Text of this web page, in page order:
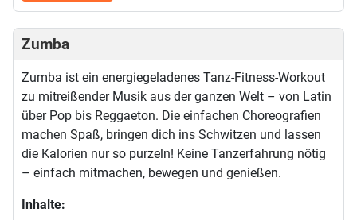
Zumba
Zumba ist ein energiegeladenes Tanz-Fitness-Workout
zu mitreißender Musik aus der ganzen Welt – von Latin
über Pop bis Reggaeton. Die einfachen Choreografien
machen Spaß, bringen dich ins Schwitzen und lassen
die Kalorien nur so purzeln! Keine Tanzerfahrung nötig
– einfach mitmachen, bewegen und genießen.
Inhalte: